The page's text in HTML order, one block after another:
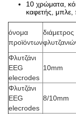
10 χρώματα,
καφετής, μπλε,
όνομα
προϊόντων
διάμετρος
Φλυτζάνι
EEG
elecrodes
10mm
Φλυτζάνι
EEG
elecrodes
8/10mm